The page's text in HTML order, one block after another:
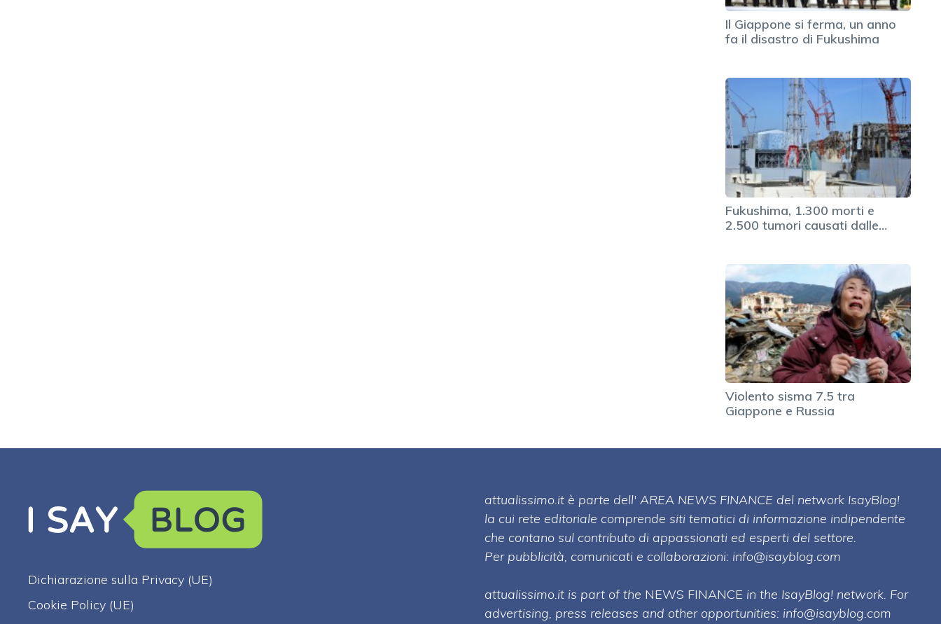
Il Giappone si ferma, un anno
fa il disastro di Fukushima
Fukushima, 1.300 morti e
2.500 tumori causati dalle…
Violento sisma 7.5 tra
Giappone e Russia
Dichiarazione sulla Privacy (UE)
Cookie Policy (UE)
attualissimo.it è parte dell' AREA NEWS FINANCE del network IsayBlog!
la cui rete editoriale comprende siti tematici di informazione indipendente
che contano sul contributo di appassionati ed esperti del settore.
Per pubblicità, comunicati e collaborazioni: info@isayblog.com
attualissimo.it is part of the NEWS FINANCE in the IsayBlog! network. For
advertising, press releases and other opportunities: info@isayblog.com